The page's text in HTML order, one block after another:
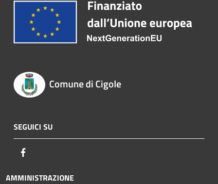
Comune di Cigole
SEGUICI SU
AMMINISTRAZIONE